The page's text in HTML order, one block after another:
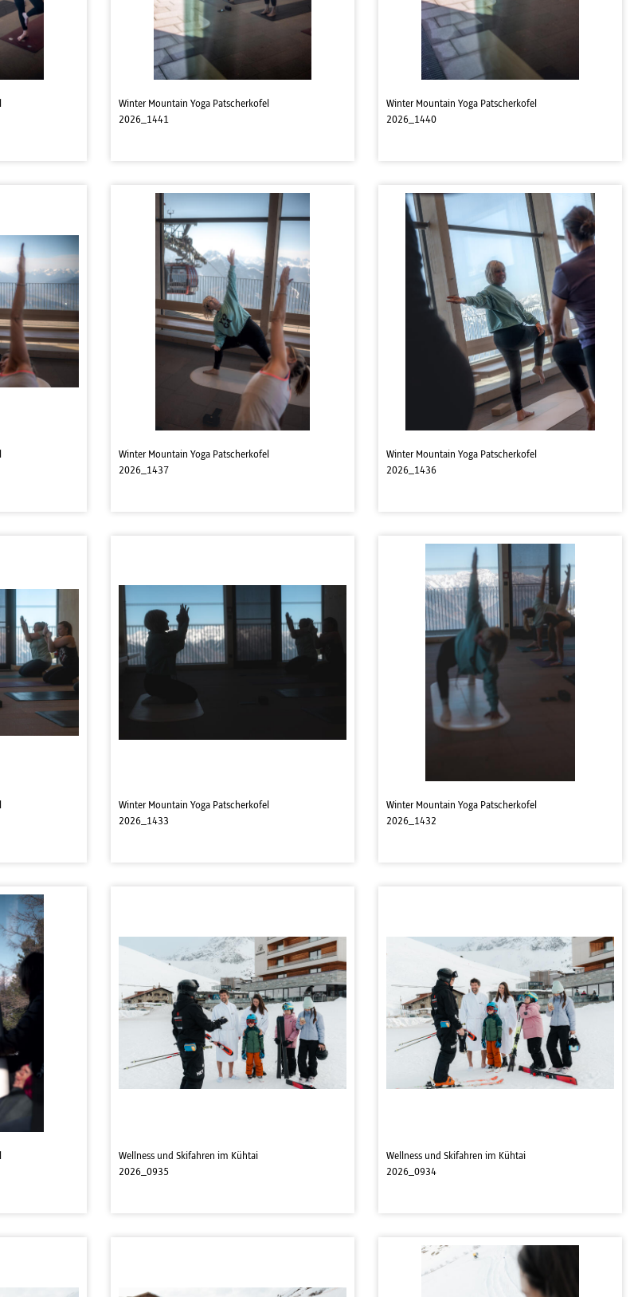
Winter Mountain Yoga Patscherkofel
2026_1441
Winter Mountain Yoga Patscherkofel
2026_1440
Winter Mountain Yoga Patscherkofel
2026_1437
Winter Mountain Yoga Patscherkofel
2026_1436
Winter Mountain Yoga Patscherkofel
2026_1433
Winter Mountain Yoga Patscherkofel
2026_1432
Wellness und Skifahren im Kühtai
2026_0935
Wellness und Skifahren im Kühtai
2026_0934